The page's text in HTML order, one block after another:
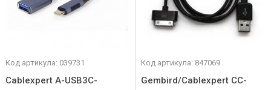
Код артикула: 039731
Cablexpert A-USB3C-
Код артикула: 847069
Gembird/Cablexpert CC-